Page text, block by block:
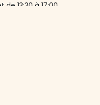
de 13:30 à 17:00